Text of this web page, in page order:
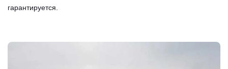
гарантируется.